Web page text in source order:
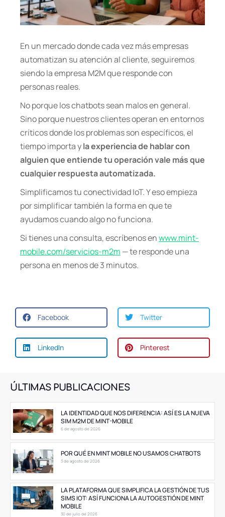
ÚLTIMAS PUBLICACIONES
LA IDENTIDAD QUE NOS DIFERENCIA: ASÍ ES LA NUEVA
SIM M2M DE MINT-MOBILE
6 de agosto de 2026
POR QUÉ EN MINT MOBILE NO USAMOS CHATBOTS
3 de agosto de 2026
LA PLATAFORMA QUE SIMPLIFICA LA GESTIÓN DE TUS
SIMS IOT: ASÍ FUNCIONA LA AUTOGESTIÓN DE MINT
MOBILE
30 de julio de 2026
En un mercado donde cada vez más empresas
automatizan su atención al cliente, seguiremos
siendo la empresa M2M que responde con
personas reales.
No porque los chatbots sean malos en general.
Sino porque nuestros clientes operan en entornos
críticos donde los problemas son específicos, el
tiempo importa yla experiencia de hablar con
alguien que entiende tu operación vale más que
cualquier respuesta automatizada.
Simplificamos tu conectividad IoT. Y eso empieza
por simplificar también la forma en que te
ayudamos cuando algo no funciona.
Si tienes una consulta, escríbenos enwww.mint-
mobile.com/servicios-m2m — te responde una
persona en menos de 3 minutos.
Facebook Twitter
LinkedIn Pinterest